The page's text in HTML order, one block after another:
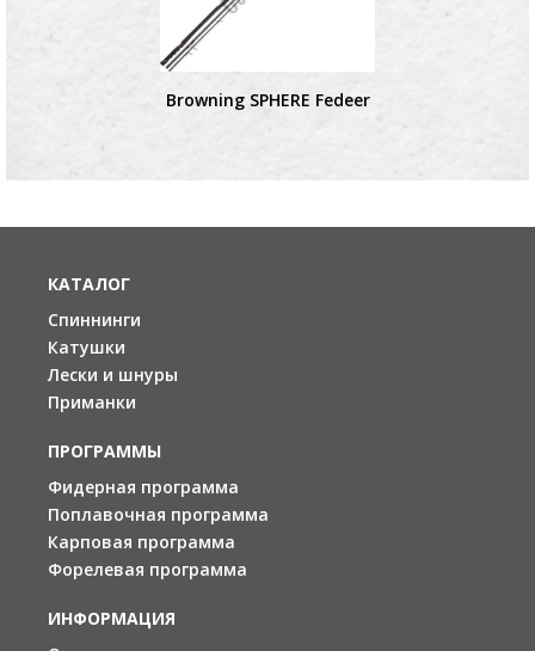
Browning SPHERE Fedeer
КАТАЛОГ
Спиннинги
Катушки
Лески и шнуры
Приманки
ПРОГРАММЫ
Фидерная программа
Поплавочная программа
Карповая программа
Форелевая программа
ИНФОРМАЦИЯ